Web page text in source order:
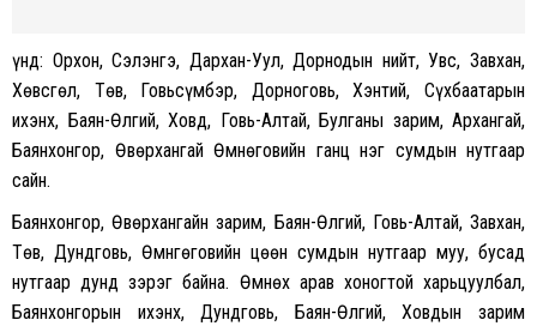
Үүнд: Орхон, Сэлэнгэ, Дархан-Уул, Дорнодын нийт, Увс, Завхан,
Хөвсгөл, Төв, Говьсүмбэр, Дорноговь, Хэнтий, Сүхбаатарын
ихэнх, Баян-Өлгий, Ховд, Говь-Алтай, Булганы зарим, Архангай,
Баянхонгор, Өвөрхангай Өмнөговийн ганц нэг сумдын нутгаар
сайн.
Баянхонгор, Өвөрхангайн зарим, Баян-Өлгий, Говь-Алтай, Завхан,
Төв, Дундговь, Өмнгөговийн цөөн сумдын нутгаар муу, бусад
нутгаар дунд зэрэг байна. Өмнөх арав хоногтой харьцуулбал,
Баянхонгорын ихэнх, Дундговь, Баян-Өлгий, Ховдын зарим